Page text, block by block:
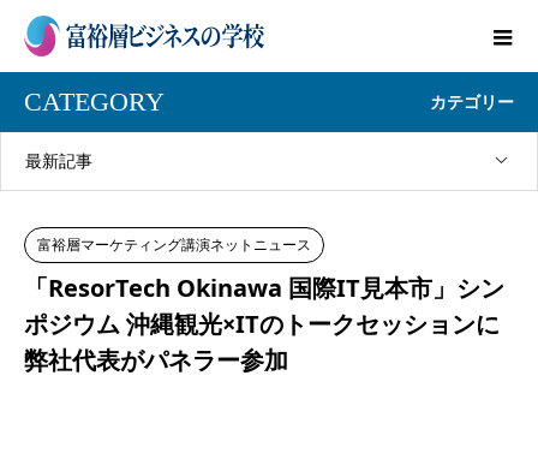
CATEGORY カテゴリー
最新記事
富裕層マーケティング講演ネットニュース
「ResorTech Okinawa 国際IT見本市」シン
ポジウム 沖縄観光×ITのトークセッションに
弊社代表がパネラー参加